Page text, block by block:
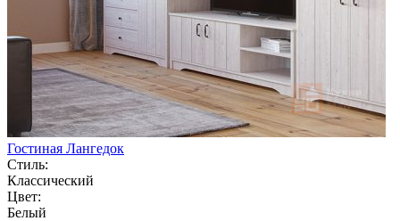
Гостиная Лангедок
Стиль:
Классический
Цвет:
Белый